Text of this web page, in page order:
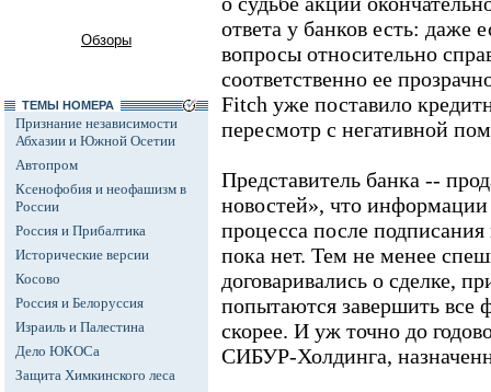
Обзоры
ТЕМЫ НОМЕРА
Признание независимости
Абхазии и Южной Осетии
Автопром
Ксенофобия и неофашизм в
России
Россия и Прибалтика
Исторические версии
Косово
Россия и Белоруссия
Израиль и Палестина
Дело ЮКОСа
Защита Химкинского леса
ответа у банков есть: даже
вопросы относительно
соответственно ее
Fitch уже поставило
пересмотр с негативной
Представитель банка --
новостей», что информации
процесса после
пока нет. Тем не менее
договаривались о сделке,
попытаются завершить все
скорее. И уж точно до
СИБУР-Холдинга,